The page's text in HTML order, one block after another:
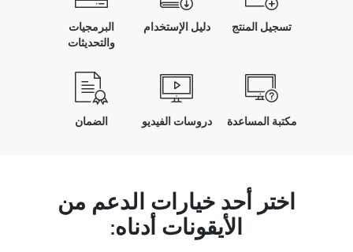
تسجيل المنتج دليل الإستخدام
البرمجيات
والتحديثات
مكتبة المساعدة دروسات الفيديو الضمان
اختر أحد خيارات الدعم من
الأيقونات أدناه: